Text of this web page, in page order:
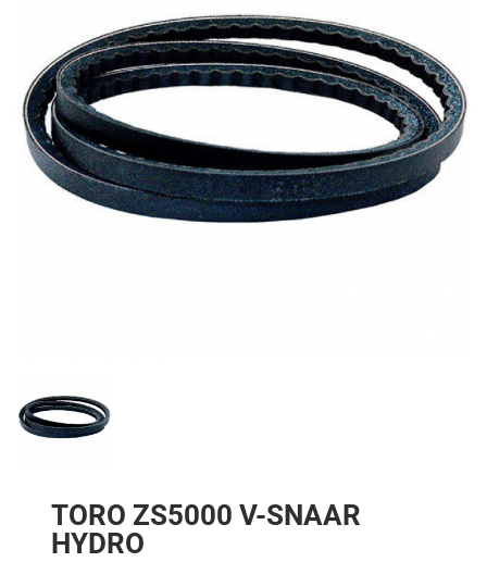
TORO ZS5000 V-SNAAR
HYDRO